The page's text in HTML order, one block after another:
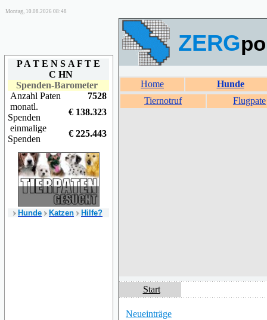
Montag, 10.08.2026 08:48
P A T E N S
C H
A F T E
N
Spenden-Barometer
Anzahl Paten
7528
monatl.
Spenden
€ 138.323
einmalige
Spenden
€ 225.443
Hunde Katzen Hilfe?
ZERG
Home
Hunde
Tiernotruf
Flugpate
Start
Neueinträge